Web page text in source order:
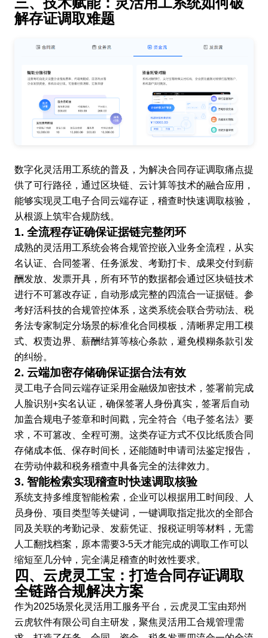
解存证调取难题
数字化灵活用工系统的普及，为解决合同存证调取痛点提
供了可行路径，通过区块链、云计算等技术的融合应用，
能够实现灵工电子合同云端存证，稽查时快速调取核验，
从根源上筑牢合规防线。
1. 全流程存证确保证据链完整闭环
成熟的灵活用工系统会将合规管控嵌入业务全流程，从实
名认证、合同签署、任务派发、考勤打卡、成果交付到薪
酬发放、发票开具，所有环节的数据都会通过区块链技术
进行不可篡改存证，自动形成完整的四流合一证据链。参
考好活科技的合规管控体系，这类系统会联合劳动法、税
务法专家制定分场景的标准化合同模板，清晰界定用工模
式、权责边界、薪酬结算等核心条款，避免模糊条款引发
的纠纷。
2. 云端加密存储确保证据合法有效
灵工电子合同云端存证采用金融级加密技术，签署前完成
人脸识别+实名认证，确保签署人身份真实，签署后自动
加盖合规电子签章和时间戳，完全符合《电子签名法》要
求，不可篡改、全程可溯。这类存证方式不仅比纸质合同
存储成本低、保存时间长，还能随时申请司法鉴定报告，
在劳动仲裁和税务稽查中具备完全的法律效力。
3. 智能检索实现稽查时快速调取核验
系统支持多维度智能检索，企业可以根据用工时间段、人
员身份、项目类型等关键词，一键调取指定批次的全部合
同及关联的考勤记录、发薪凭证、报税证明等材料，无需
人工翻找档案，原本需要3-5天才能完成的调取工作可以
缩短至几分钟，完全满足稽查的时效性要求。
四、云虎灵工宝：打造合同存证调取
全链路合规解决方案
作为2025场景化灵活用工服务平台，云虎灵工宝由郑州
云虎软件有限公司自主研发，聚焦灵活用工合规管理需